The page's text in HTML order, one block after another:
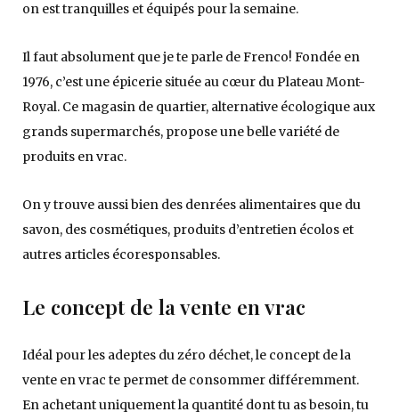
on est tranquilles et équipés pour la semaine.
Il faut absolument que je te parle de Frenco! Fondée en
1976, c’est une épicerie située au cœur du Plateau Mont-
Royal. Ce magasin de quartier, alternative écologique aux
grands supermarchés, propose une belle variété de
produits en vrac.
On y trouve aussi bien des denrées alimentaires que du
savon, des cosmétiques, produits d’entretien écolos et
autres articles écoresponsables.
Le concept de la vente en vrac
Idéal pour les adeptes du zéro déchet, le concept de la
vente en vrac te permet de consommer différemment.
En achetant uniquement la quantité dont tu as besoin, tu